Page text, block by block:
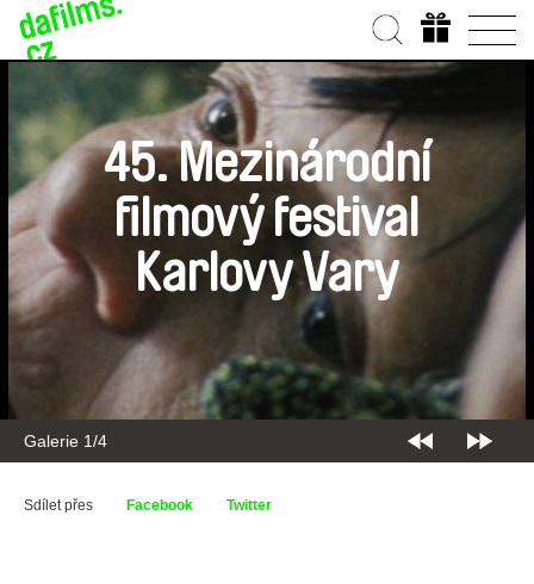
Galerie 2/4
45. Mezinárodní
filmový festival
Karlovy Vary
Sdílet přes Facebook Twitter